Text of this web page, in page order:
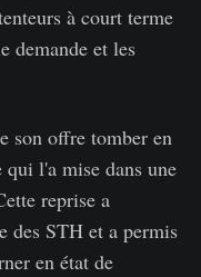
à court terme
demande et les
son offre tomber en
l'a mise dans une
reprise a
des STH et a permis
en état de